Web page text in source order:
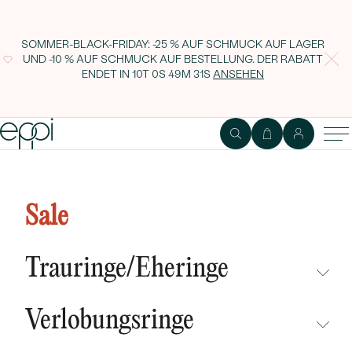
SOMMER-BLACK-FRIDAY: -25 % AUF SCHMUCK AUF LAGER
UND -10 % AUF SCHMUCK AUF BESTELLUNG. DER RABATT
ENDET IN 10T 0S 49M 30S ANSEHEN
Sale
Trauringe/Eheringe
NEUHEITEN
Verlobungsringe
Diamanten Primrose